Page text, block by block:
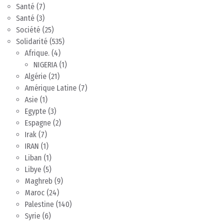
Santé (7)
Santé (3)
Société (25)
Solidarité (535)
Afrique. (4)
NIGERIA(1)
Algérie (21)
Amérique Latine (7)
Asie (1)
Egypte (3)
Espagne (2)
Irak (7)
IRAN (1)
Liban (1)
Libye (5)
Maghreb (9)
Maroc (24)
Palestine (140)
Syrie (6)